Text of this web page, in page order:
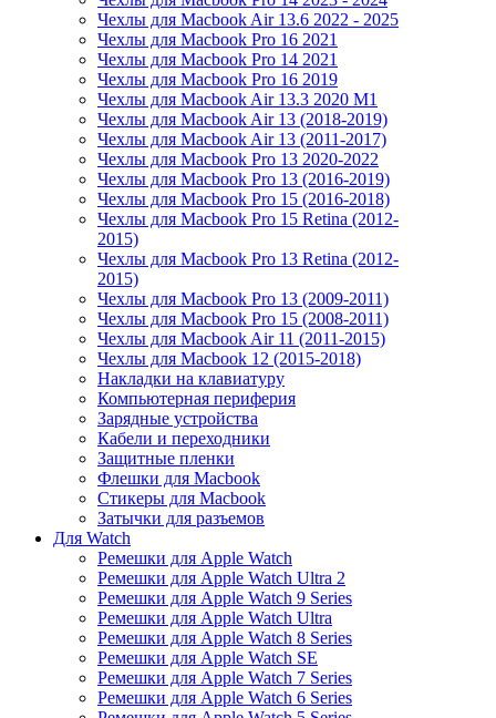
Чехлы для Macbook Air 13.6 2022 - 2025
Чехлы для Macbook Pro 16 2021
Чехлы для Macbook Pro 14 2021
Чехлы для Macbook Pro 16 2019
Чехлы для Macbook Air 13.3 2020 M1
Чехлы для Macbook Air 13 (2018-2019)
Чехлы для Macbook Air 13 (2011-2017)
Чехлы для Macbook Pro 13 2020-2022
Чехлы для Macbook Pro 13 (2016-2019)
Чехлы для Macbook Pro 15 (2016-2018)
Чехлы для Macbook Pro 15 Retina (2012-
2015)
Чехлы для Macbook Pro 13 Retina (2012-
2015)
Чехлы для Macbook Pro 13 (2009-2011)
Чехлы для Macbook Pro 15 (2008-2011)
Чехлы для Macbook Air 11 (2011-2015)
Чехлы для Macbook 12 (2015-2018)
Накладки на клавиатуру
Компьютерная периферия
Зарядные устройства
Кабели и переходники
Защитные пленки
Флешки для Macbook
Стикеры для Macbook
Затычки для разъемов
Для Watch
Ремешки для Apple Watch
Ремешки для Apple Watch Ultra 2
Ремешки для Apple Watch 9 Series
Ремешки для Apple Watch Ultra
Ремешки для Apple Watch 8 Series
Ремешки для Apple Watch SE
Ремешки для Apple Watch 7 Series
Ремешки для Apple Watch 6 Series